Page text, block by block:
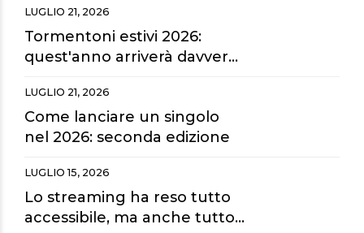
maxischermi?
LUGLIO 21, 2026
Tormentoni estivi 2026:
quest'anno arriverà davvero
LUGLIO 21, 2026
Come lanciare un singolo
nel 2026: seconda edizione
LUGLIO 15, 2026
Lo streaming ha reso tutto
accessibile, ma anche tutto